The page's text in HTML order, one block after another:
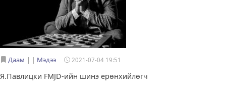
Даам | Мэдээ 2021-07-04 19:51
Я.Павлицки FMJD-ийн шинэ ерөнхийлөгч